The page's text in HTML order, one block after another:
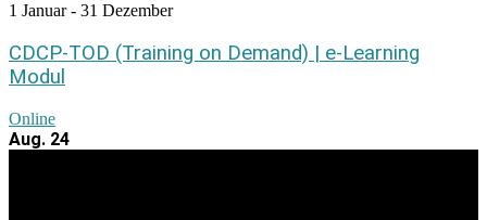
1 Januar- 31 Dezember
CDCP-TOD (Training on Demand) | e-Learning
Modul
Online
Aug. 24